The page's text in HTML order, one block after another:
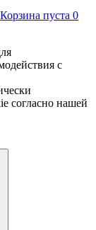
Корзина пуста 0
с
согласно нашей